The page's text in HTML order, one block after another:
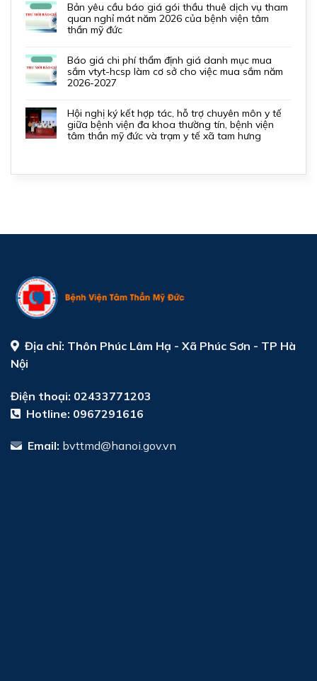
bản yêu cầu báo giá gói thầu thuê dịch vụ tham
quan nghỉ mát năm 2026 của bệnh viện tâm
thần mỹ đức
báo giá chi phí thẩm định giá danh mục mua
sắm vtyt-hcsp làm cơ sở cho việc mua sắm năm
2026-2027
hội nghị ký kết hợp tác, hỗ trợ chuyên môn y tế
giữa bệnh viện đa khoa thường tín, bệnh viện
tâm thần mỹ đức và trạm y tế xã tam hưng
Địa chỉ: Thôn Phúc Lâm Hạ - Xã Phúc Sơn - TP Hà
Nội
Điện thoại: 02433771203
Hotline: 0967291616
Email: bvttmd@hanoi.gov.vn